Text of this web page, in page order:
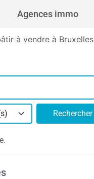
Agences immo
à vendre à Bruxelles
Rechercher